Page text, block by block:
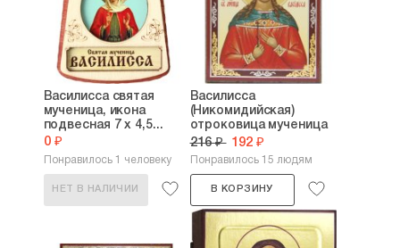
Василисса святая
мученица, икона
подвесная 7 х 4,5...
0 ₽
Понравилось 1 человеку
НЕТ В НАЛИЧИИ
Василисса
(Никомидийская)
отроковица мученица
икона...
216 ₽ 192 ₽
Понравилось 15 людям
В КОРЗИНУ